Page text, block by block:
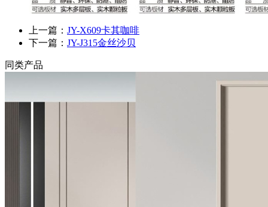
上一篇： JY-X609卡其咖啡
下一篇： JY-J315金丝沙贝
同类产品